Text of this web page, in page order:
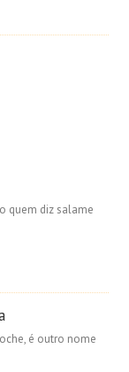
quem diz salame
é outro nome